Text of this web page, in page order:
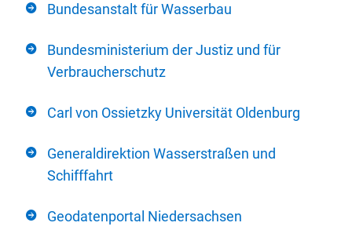
Bundesanstalt für Wasserbau
Bundesministerium der Justiz und für
Verbraucherschutz
Carl von Ossietzky Universität Oldenburg
Generaldirektion Wasserstraßen und
Schifffahrt
Geodatenportal Niedersachsen